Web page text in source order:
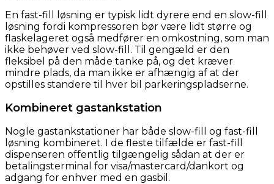
En fast-fill løsning er typisk lidt dyrere end en slow-fill
løsning fordi kompressoren bør være lidt større og
flaskelageret også medfører en omkostning, som man
ikke behøver ved slow-fill. Til gengæld er den
fleksibel på den måde tanke på, og det kræver
mindre plads, da man ikke er afhængig af at der
opstilles standere til hver bil parkeringspladserne.
Kombineret gastankstation
Nogle gastankstationer har både slow-fill og fast-fill
løsning kombineret. I de fleste tilfælde er fast-fill
dispenseren offentlig tilgængelig sådan at der er
betalingsterminal for visa/mastercard/dankort og
adgang for enhver med en gasbil.